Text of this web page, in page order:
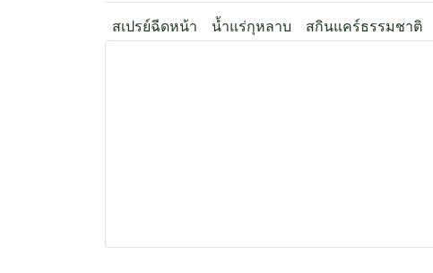
สเปรย์ฉีดหน้า น้ำแร่กุหลาบ สกินแคร์ธรรมชาติ